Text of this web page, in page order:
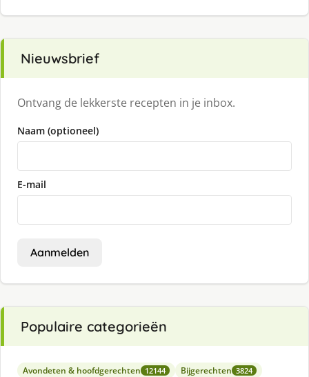
Nieuwsbrief
Ontvang de lekkerste recepten in je inbox.
Naam (optioneel)
E-mail
Aanmelden
Populaire categorieën
Avondeten & hoofdgerechten 12144 Bijgerechten 3824